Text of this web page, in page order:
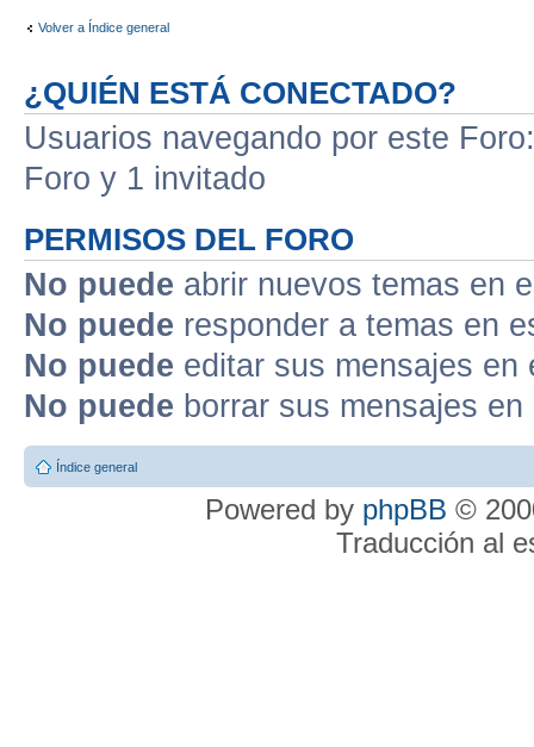
Volver a Índice general
¿QUIÉN ESTÁ CONECTADO?
Usuarios navegando por este
Foro y 1 invitado
PERMISOS DEL FORO
No puede abrir nuevos temas en
No puede responder a temas en
No puede editar sus mensajes en
No puede borrar sus mensajes
Índice general
Powered by phpBB ©
Traducción al